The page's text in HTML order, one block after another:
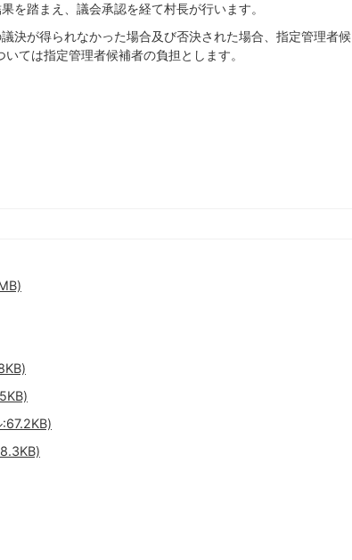
を踏まえ、議会承認を経て村長が行います。
決が得られなかった場合及び否決された場合、指定管理者候
ては指定管理者候補者の負担とします。